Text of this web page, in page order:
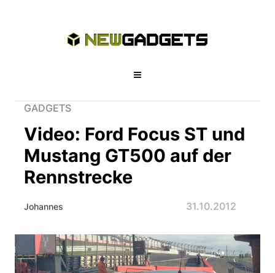
GADGETS
Video: Ford Focus ST und
Mustang GT500 auf der
Rennstrecke
Johannes 31.10.2012